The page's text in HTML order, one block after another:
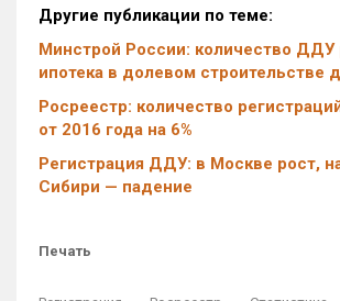
Другие публикации по теме:
Минстрой России: количество ДДУ
ипотека в долевом строительстве
Росреестр: количество
от 2016 года на 6%
Регистрация ДДУ: в Москве рост,
Сибири — падение
Печать